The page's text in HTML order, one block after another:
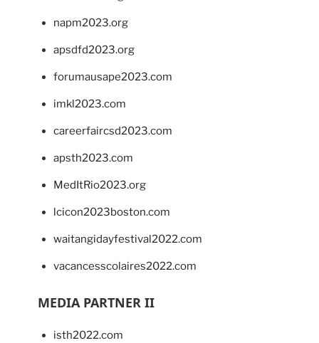
napm2023.org
apsdfd2023.org
forumausape2023.com
imkl2023.com
careerfaircsd2023.com
apsth2023.com
MedItRio2023.org
lcicon2023boston.com
waitangidayfestival2022.com
vacancesscolaires2022.com
MEDIA PARTNER II
isth2022.com